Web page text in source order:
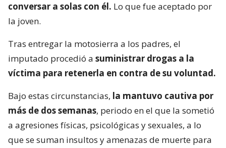
conversar a solas con él. Lo que fue aceptado por
la joven.
Tras entregar la motosierra a los padres, el
imputado procedió a suministrar drogas a la
víctima para retenerla en contra de su voluntad.
Bajo estas circunstancias, la mantuvo cautiva por
más de dos semanas, periodo en el que la sometió
a agresiones físicas, psicológicas y sexuales, a lo
que se suman insultos y amenazas de muerte para